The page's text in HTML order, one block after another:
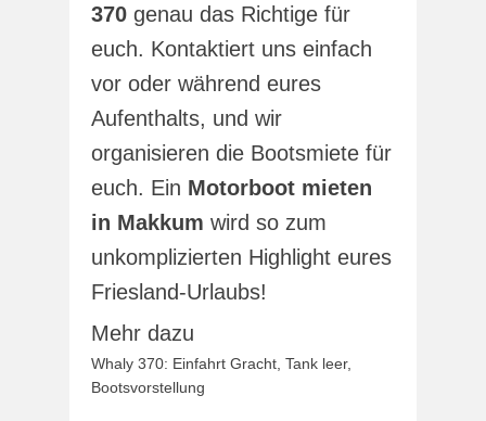
370 genau das Richtige für
euch. Kontaktiert uns einfach
vor oder während eures
Aufenthalts, und wir
organisieren die Bootsmiete für
euch. Ein Motorboot mieten
in Makkum wird so zum
unkomplizierten Highlight eures
Friesland-Urlaubs!
Mehr dazu
Whaly 370: Einfahrt Gracht, Tank leer,
Bootsvorstellung